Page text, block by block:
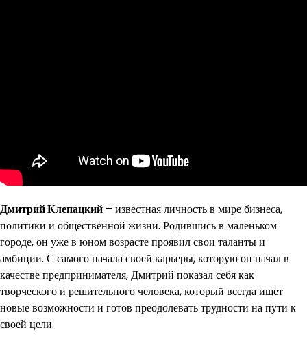
Дмитрий Клепацкий – известная личность в мире бизнеса,
политики и общественной жизни. Родившись в маленьком
городе, он уже в юном возрасте проявил свои таланты и
амбиции. С самого начала своей карьеры, которую он начал в
качестве предпринимателя, Дмитрий показал себя как
творческого и решительного человека, который всегда ищет
новые возможности и готов преодолевать трудности на пути к
своей цели.